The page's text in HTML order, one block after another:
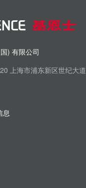
) 有限公司
上海市浦东新区世纪大
息